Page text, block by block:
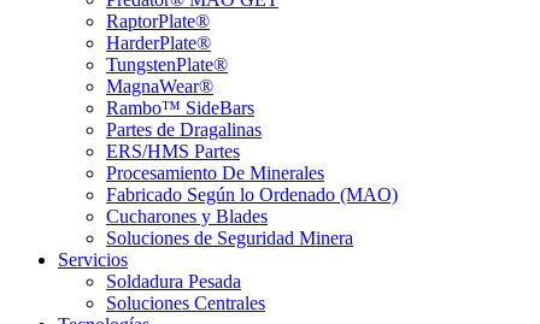
RaptorPlate®
HarderPlate®
TungstenPlate®
MagnaWear®
Rambo™ SideBars
Partes de Dragalinas
ERS/HMS Partes
Procesamiento De Minerales
Fabricado Según lo Ordenado (MAO)
Cucharones y Blades
Soluciones de Seguridad Minera
Servicios
Soldadura Pesada
Soluciones Centrales